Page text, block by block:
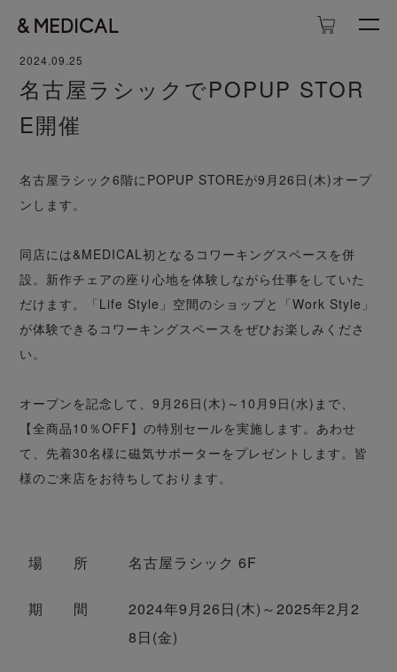
2024.09.25
名古屋ラシックでPOPUP STOR
E開催
名古屋ラシック6階にPOPUP STOREが9月26日(木)オープ
ンします。
同店には&MEDICAL初となるコワーキングスペースを併
設。新作チェアの座り心地を体験しながら仕事をしていた
だけます。「Life Style」空間のショップと「Work Style」
が体験できるコワーキングスペースをぜひお楽しみくださ
い。
オープンを記念して、9月26日(木)～10月9日(水)まで、
【全商品10％OFF】の特別セールを実施します。あわせ
て、先着30名様に磁気サポーターをプレゼントします。皆
様のご来店をお待ちしております。
場 所 名古屋ラシック 6F
期 間
2024年9月26日(木)～2025年2月2
8日(金)